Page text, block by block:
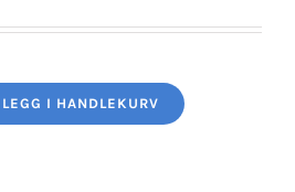
LEGG I HANDLEKURV